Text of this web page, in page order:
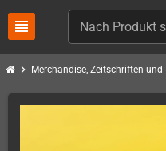
view_headline
chevron_right Merchandise, Zeitschriften und